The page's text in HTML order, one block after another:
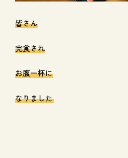
皆さん
完食され
お腹一杯に
なりました